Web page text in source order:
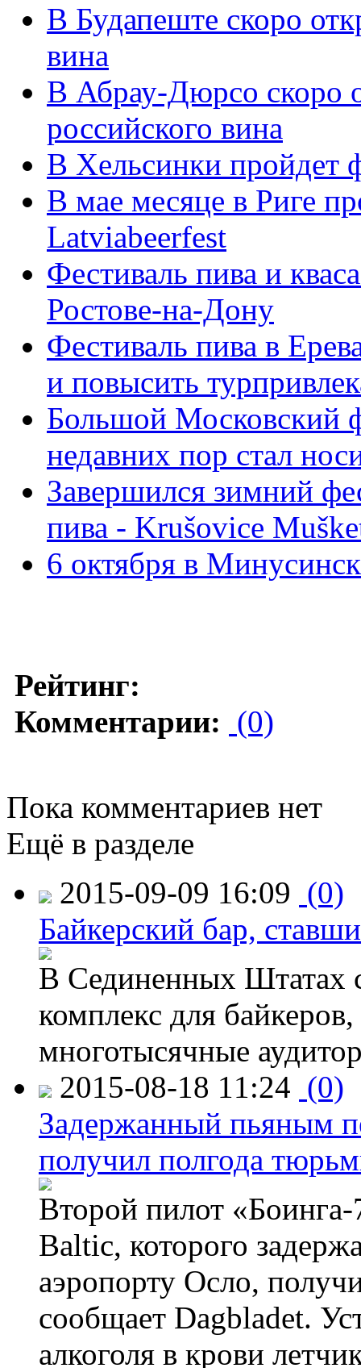
В Будапеште скоро
вина
В Абрау-Дюрсо скоро
российского вина
В Хельсинки пройдет
В мае месяце в Риге
Latviabeerfest
Фестиваль пива и
Ростове-на-Дону
Фестиваль пива в
и повысить
Большой Московский
недавних пор стал
Завершился зимний
пива - Krušovice
6 октября в
Рейтинг:
Комментарии: (0)
Пока комментариев нет
Ещё в разделе
2015-09-09 16:09 (0)
Байкерский бар,
В Сединенных Штатах
комплекс для
многотысячные
2015-08-18 11:24 (0)
Задержанный пьяным
получил полгода
Второй пилот
Baltic, которого
аэропорту Осло,
сообщает Dagbladet.
алкоголя в крови